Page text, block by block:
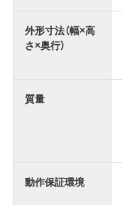
外形寸法（幅×高
さ×奥行）
質量
動作保証環境